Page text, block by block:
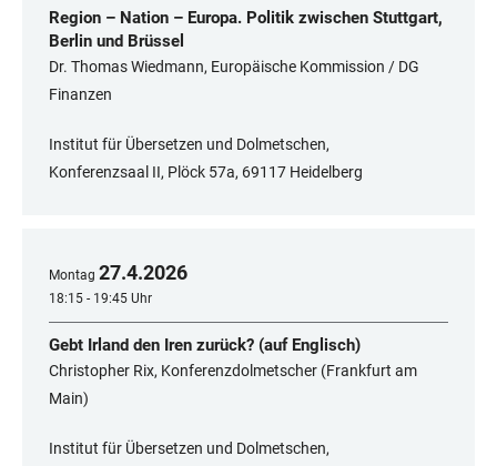
Region – Nation – Europa. Politik zwischen Stuttgart,
Berlin und Brüssel
Dr. Thomas Wiedmann, Europäische Kommission / DG
Finanzen
Institut für Übersetzen und Dolmetschen,
Konferenzsaal II, Plöck 57a, 69117 Heidelberg
Montag 27.4.2026
18:15 - 19:45 Uhr
Gebt Irland den Iren zurück? (auf Englisch)
Christopher Rix, Konferenzdolmetscher (Frankfurt am
Main)
Institut für Übersetzen und Dolmetschen,